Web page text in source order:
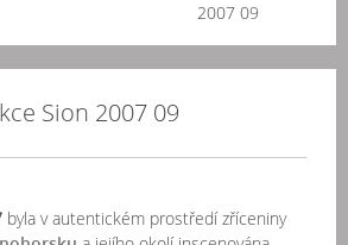
2007 09
Sion 2007 09
byla v autentickém prostředí zříceniny